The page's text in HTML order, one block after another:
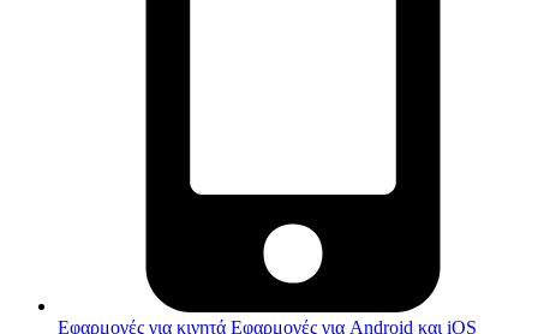
Εφαρμογές για κινητά Εφαρμογές για Android και iOS